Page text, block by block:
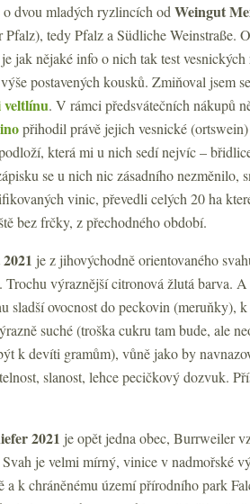
o dvou mladých ryzlincích od Weingut
Pfalz), tedy Pfalz a Südliche Weinstraße.
jak nějaké info o nich tak test
postavených kousků. Zmiňoval jsem
veltlínu. V rámci předsvátečních nákupů
přihodil právě jejich vesnické
která mi u nich sedí nejvíc –
se u nich nic zásadního nezměnilo,
vinic, převedli celých 20 ha
bez frčky, z přechodného období.
je z jihovýchodně orientovaného
výraznější citronová žlutá barva.
sladší ovocnost do peckovin (meruňky),
suché (troška cukru tam bude, ale
k devíti gramům), vůně jako by
slanost, lehce pecičkový dozvuk.
2021 je opět jedna obec, Burrweiler
je velmi mírný, vinice v nadmořské
a k chráněnému území přírodního park